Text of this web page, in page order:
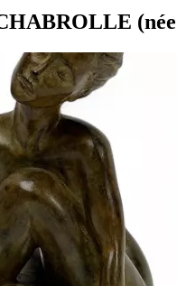
(née